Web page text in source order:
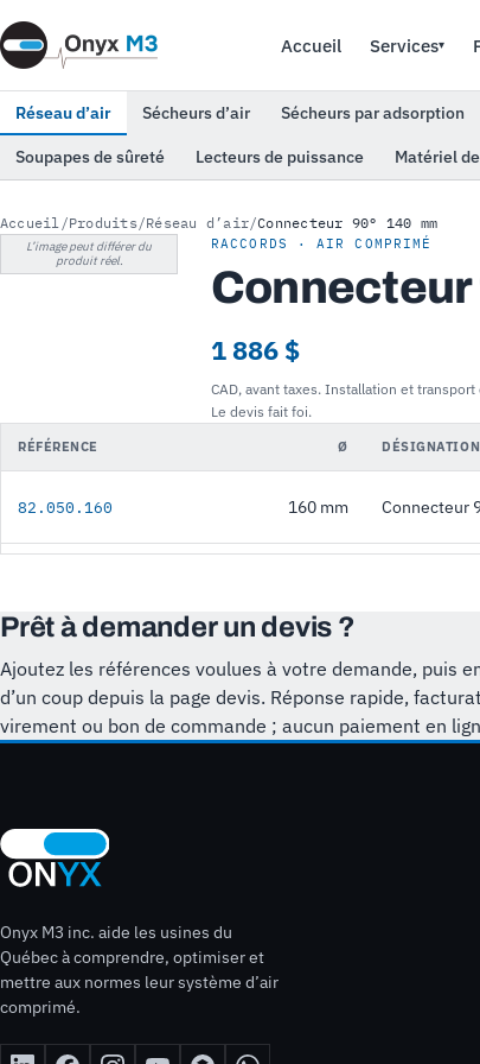
Accueil Services▾
Réseau d’air Sécheurs d’air Sécheurs par adsorption
Soupapes de sûreté Lecteurs de puissance Matériel
Accueil /Produits/Réseau d’air/Connecteur 90° 140 mm
L’image peut différer du
produit réel.
RACCORDS · AIR COMPRIMÉ
Connecteur
1 886 $
CAD, avant taxes. Installation et transport
Le devis fait foi.
RÉFÉRENCE Ø DÉSIGNATION
82.050.160 160 mm Connecteur
Prêt à demander un devis ?
Ajoutez les références voulues à votre demande, puis
d’un coup depuis la page devis. Réponse rapide,
virement ou bon de commande ; aucun paiement en
Onyx M3 inc. aide les usines du
Québec à comprendre, optimiser et
mettre aux normes leur système d’air
comprimé.